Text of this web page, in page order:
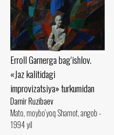
Erroll Garnerga bag‘ishlov.
«Jaz kalitidagi
improvizatsiya» turkumidan
Damir Ruzibaev
Mato, moybo‘yoq Shamot, angob -
1994 yil